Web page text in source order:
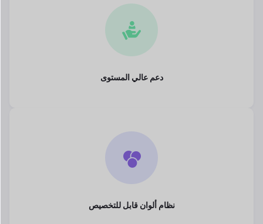
دعم عالي المستوى
نظام ألوان قابل للتخصيص